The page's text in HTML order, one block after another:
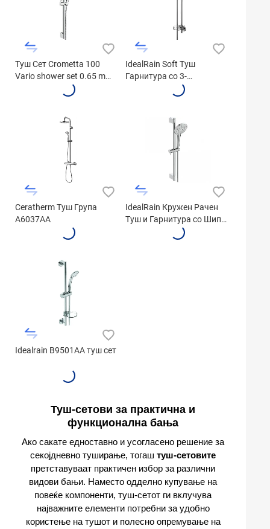
Туш Сет Crometta 100
Vario shower set 0.65 m
IdealRain Soft Туш
Гарнитура со 3-
Функционална Туш Рачка
Ceratherm Туш Група
A6037AA
IdealRain Кружен Рачен
Туш и Гарнитура со Шипка
Idealrain B9501AA туш сет
Туш-сетови за практична и
функционална бања
Ако сакате едноставно и усогласено решение за
секојдневно туширање, тогаш туш-сетовите
претставуваат практичен избор за различни
видови бањи. Наместо одделно купување на
повеќе компоненти, туш-сетот ги вклучува
најважните елементи потребни за удобно
користење на тушот и полесно опремување на